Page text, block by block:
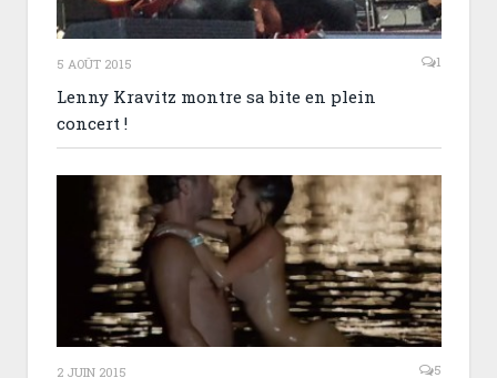
5 AOÛT 2015 1
Lenny Kravitz montre sa bite en plein
concert !
2 JUIN 2015 5